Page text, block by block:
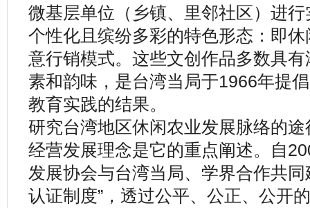
微基层单位（乡镇、里邻社区）进
个性化且缤纷多彩的特色形态：即
意行销模式。这些文创作品多数具
素和韵味，是台湾当局于1966年提
教育实践的结果。
研究台湾地区休闲农业发展脉络的
经营发展理念是它的重点阐述。自
发展协会与台湾当局、学界合作共
认证制度”，透过公平、公正、公开